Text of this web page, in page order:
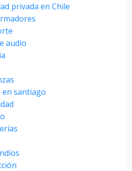
privada en Chile
audio
en santiago